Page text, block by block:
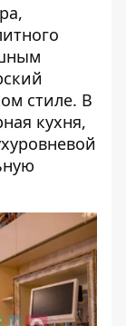
стиле. В
кухня,